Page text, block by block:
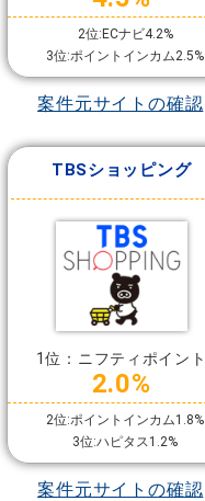
2位:ECナビ4.2%
3位:ポイントインカム2.5%
案件元サイトの確認
TBSショッピング
1位：ニフティポイント
2.0%
2位:ポイントインカム1.8%
3位:ハピタス1.2%
案件元サイトの確認